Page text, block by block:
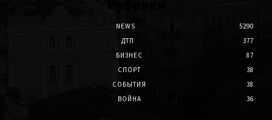
NEWS
5290
ДТП
377
БИЗНЕС
87
СПОРТ
38
СОБЫТИЯ
38
ВОЙНА
36